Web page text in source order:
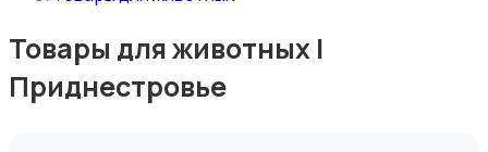
Товары для животных |
Приднестровье